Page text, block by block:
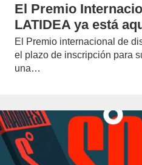
El Premio
LATIDEA ya está
El Premio internacional de
el plazo de inscripción para
una…